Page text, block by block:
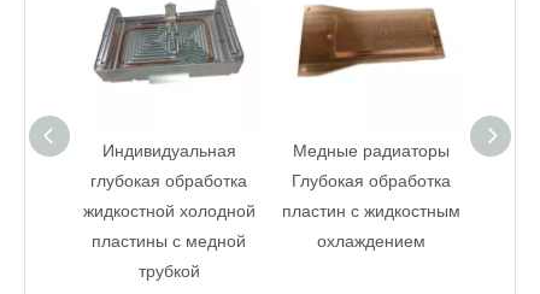
Индивидуальная
глубокая обработка
жидкостной холодной
пластины с медной
трубкой
Медные радиаторы
Глубокая обработка
пластин с жидкостным
охлаждением